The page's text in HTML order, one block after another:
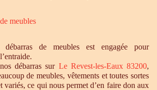
meubles
de meubles est engagée pour
débarras sur Le Revest-les-Eaux 83200,
de meubles, vêtements et toutes sortes
variés, ce qui nous permet d’en faire don aux